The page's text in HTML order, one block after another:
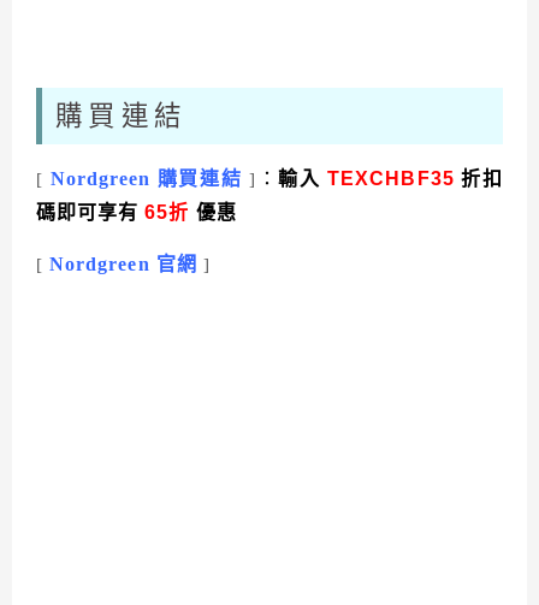
購買連結
[ Nordgreen 購買連結 ] ：輸入TEXCHBF35 折扣
碼即可享有65折 優惠
[Nordgreen 官網 ]